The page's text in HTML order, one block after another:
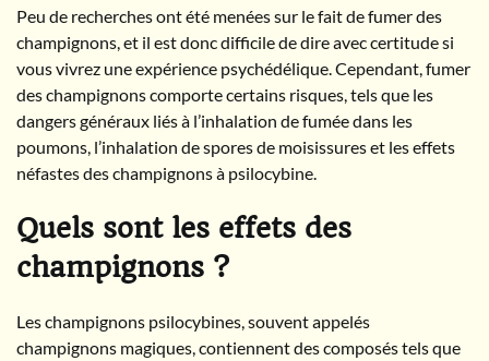
Peu de recherches ont été menées sur le fait de fumer des
champignons, et il est donc difficile de dire avec certitude si
vous vivrez une expérience psychédélique. Cependant, fumer
des champignons comporte certains risques, tels que les
dangers généraux liés à l’inhalation de fumée dans les
poumons, l’inhalation de spores de moisissures et les effets
néfastes des champignons à psilocybine.
Quels sont les effets des
champignons ?
Les champignons psilocybines, souvent appelés
champignons magiques, contiennent des composés tels que